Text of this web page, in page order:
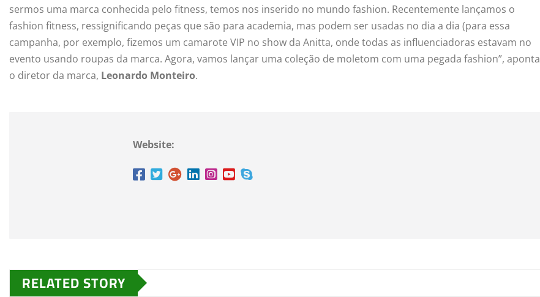
sermos uma marca conhecida pelo fitness, temos nos inserido no mundo fashion. Recentemente lançamos o
fashion fitness, ressignificando peças que são para academia, mas podem ser usadas no dia a dia (para essa
campanha, por exemplo, fizemos um camarote VIP no show da Anitta, onde todas as influenciadoras estavam no
evento usando roupas da marca. Agora, vamos lançar uma coleção de moletom com uma pegada fashion”, aponta
o diretor da marca, Leonardo Monteiro.
Website:
RELATED STORY